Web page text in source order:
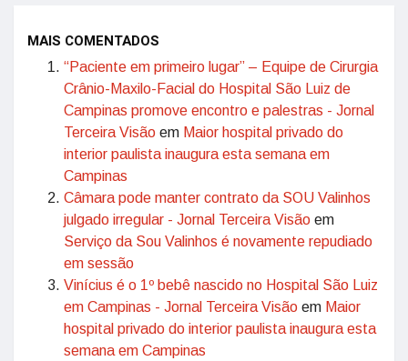
MAIS COMENTADOS
“Paciente em primeiro lugar” – Equipe de Cirurgia
Crânio-Maxilo-Facial do Hospital São Luiz de
Campinas promove encontro e palestras - Jornal
Terceira Visão em Maior hospital privado do
interior paulista inaugura esta semana em
Campinas
Câmara pode manter contrato da SOU Valinhos
julgado irregular - Jornal Terceira Visão em
Serviço da Sou Valinhos é novamente repudiado
em sessão
Vinícius é o 1º bebê nascido no Hospital São Luiz
em Campinas - Jornal Terceira Visão em Maior
hospital privado do interior paulista inaugura esta
semana em Campinas